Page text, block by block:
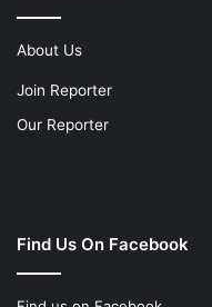
About Us
Join Reporter
Our Reporter
Find Us On Facebook